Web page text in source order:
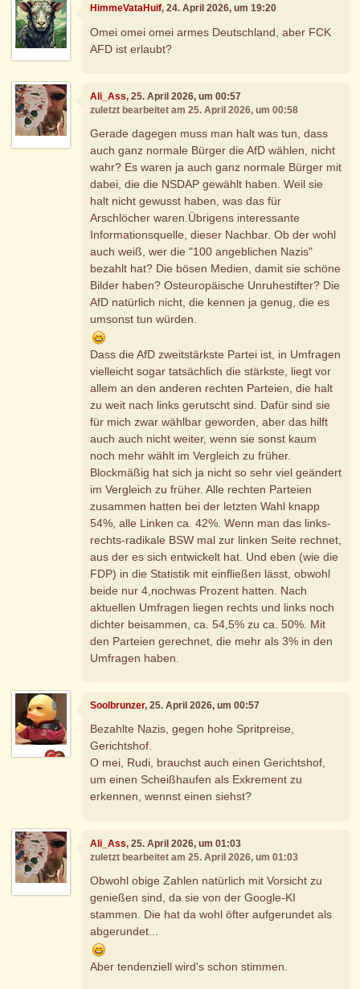
HimmeVataHuif, 24. April 2026, um 19:20
Omei omei omei armes Deutschland, aber FCK
AFD ist erlaubt?
Ali_Ass, 25. April 2026, um 00:57
zuletzt bearbeitet am 25. April 2026, um 00:58
Gerade dagegen muss man halt was tun, dass
auch ganz normale Bürger die AfD wählen, nicht
wahr? Es waren ja auch ganz normale Bürger mit
dabei, die die NSDAP gewählt haben. Weil sie
halt nicht gewusst haben, was das für
Arschlöcher waren.Übrigens interessante
Informationsquelle, dieser Nachbar. Ob der wohl
auch weiß, wer die "100 angeblichen Nazis"
bezahlt hat? Die bösen Medien, damit sie schöne
Bilder haben? Osteuropäische Unruhestifter? Die
AfD natürlich nicht, die kennen ja genug, die es
umsonst tun würden.
Dass die AfD zweitstärkste Partei ist, in Umfragen
vielleicht sogar tatsächlich die stärkste, liegt vor
allem an den anderen rechten Parteien, die halt
zu weit nach links gerutscht sind. Dafür sind sie
für mich zwar wählbar geworden, aber das hilft
auch auch nicht weiter, wenn sie sonst kaum
noch mehr wählt im Vergleich zu früher.
Blockmäßig hat sich ja nicht so sehr viel geändert
im Vergleich zu früher. Alle rechten Parteien
zusammen hatten bei der letzten Wahl knapp
54%, alle Linken ca. 42%. Wenn man das links-
rechts-radikale BSW mal zur linken Seite rechnet,
aus der es sich entwickelt hat. Und eben (wie die
FDP) in die Statistik mit einfließen lässt, obwohl
beide nur 4,nochwas Prozent hatten. Nach
aktuellen Umfragen liegen rechts und links noch
dichter beisammen, ca. 54,5% zu ca. 50%. Mit
den Parteien gerechnet, die mehr als 3% in den
Umfragen haben.
Soolbrunzer, 25. April 2026, um 00:57
Bezahlte Nazis, gegen hohe Spritpreise,
Gerichtshof.
O mei, Rudi, brauchst auch einen Gerichtshof,
um einen Scheißhaufen als Exkrement zu
erkennen, wennst einen siehst?
Ali_Ass, 25. April 2026, um 01:03
zuletzt bearbeitet am 25. April 2026, um 01:03
Obwohl obige Zahlen natürlich mit Vorsicht zu
genießen sind, da sie von der Google-KI
stammen. Die hat da wohl öfter aufgerundet als
abgerundet...
Aber tendenziell wird's schon stimmen.